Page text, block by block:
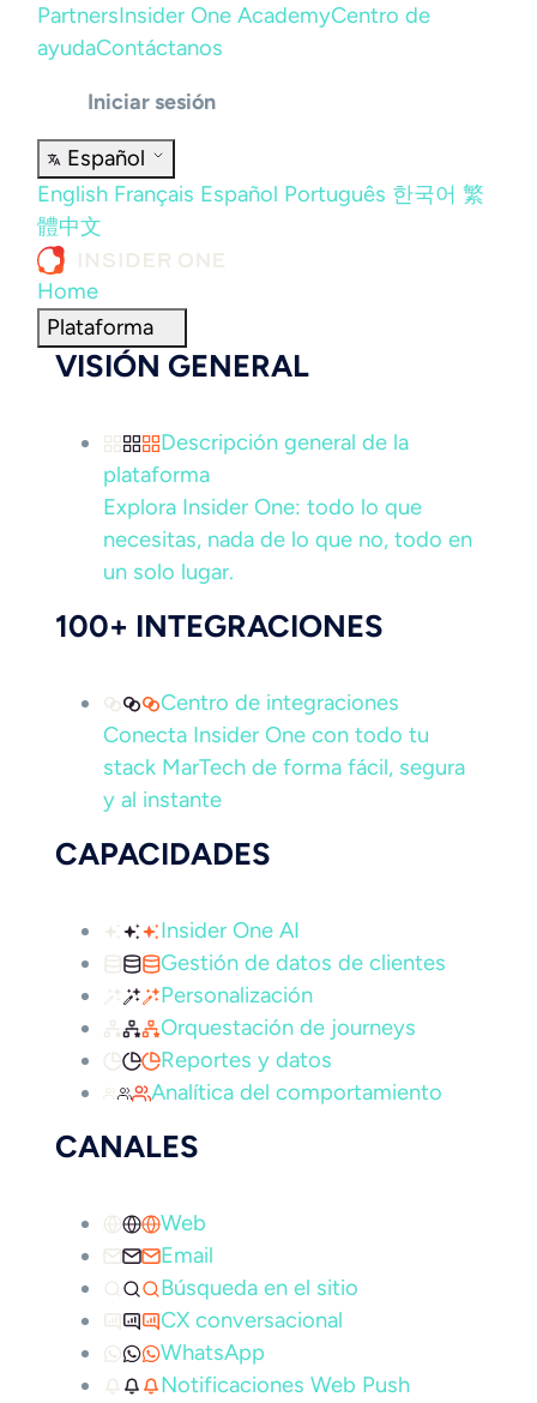
PartnersInsider One AcademyCentro de
ayudaContáctanos
Iniciar sesión
Español
English Français Español Português 한국어 繁
體中文
Home
Plataforma
VISIÓN GENERAL
Descripción general de la
plataforma
Explora Insider One: todo lo que
necesitas, nada de lo que no, todo en
un solo lugar.
100+ INTEGRACIONES
Centro de integraciones
Conecta Insider One con todo tu
stack MarTech de forma fácil, segura
y al instante
CAPACIDADES
Insider One AI
Gestión de datos de clientes
Personalización
Orquestación de journeys
Reportes y datos
Analítica del comportamiento
CANALES
Web
Email
Búsqueda en el sitio
CX conversacional
WhatsApp
Notificaciones Web Push